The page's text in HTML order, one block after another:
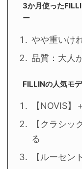
3か月使った
ー
やや重いけ
品質：大人
FILLINの人気モ
【NOVIS
【クラシ
る
【ルーセン